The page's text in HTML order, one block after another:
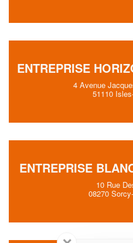
ENTREPRISE
4 Avenue
51110
ENTREPRISE
10 Rue
08270